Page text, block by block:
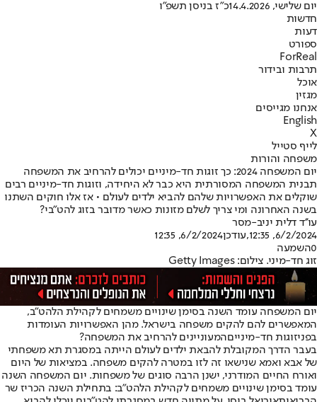
יום שלישי, 14.4.2026
כ"ז בניסן תשפ"ו
חדשות
דעות
ספורט
ForReal
תרבות ובידור
אוכל
מגזין
אנחנו מגייסים
English
X
לייף סטייל
משפחה והורות
יום המשפחה 2024: כך זוגות חד-מיניים יכולים להרחיב את המשפחה
תבנית המשפחה המסורתית היא כבר לא היחידה, וזוגות חד-מיניים רבים
שוקלים את האפשרויות שלהם להביא ילדים לעולם • אז אלו חוקים השתנו
בשנה האחרונה ומי צריך לשלם מזונות כאשר מדובר בזוג להט"בי?
עו''ד דלית יניב-מסר
6/2/2024, 12:35
,עודכן6/2/2024, 12:35
0השמעה
זוג חד-מיני. צילום: Getty Images
יום המשפחה עומד השנה בסימן שינויים משמחים לקהילת הלהט"ב,
המאפשרים להם להקים משפחה בישראל. מהן האפשרויות העומדות
בפניזוגות חד-מינייםהמעוניינים להרחיב את המשפחה?
בעבר הדרך המקובלת להבאת ילדים לעולם הייתה במסגרת תא משפחתי
של אבא ואמא שנישאו זה לזו במטרה להקים משפחה. במציאות של היום
ואורח החיים המודרני, ישנן הרבה סוגים של משפחות. יום המשפחה השנה
עומד בסימן שינויים משמחים לקהילת הלהט"ב: בתחילת השנה הכריז שר